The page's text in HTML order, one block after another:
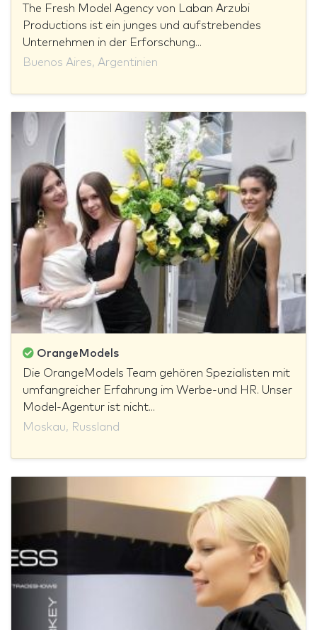
The Fresh Model Agency von Laban Arzubi
Productions ist ein junges und aufstrebendes
Unternehmen in der Erforschung...
Buenos Aires, Argentinien
OrangeModels
Die OrangeModels Team gehören Spezialisten mit
umfangreicher Erfahrung im Werbe-und HR. Unser
Model-Agentur ist nicht...
Moskau, Russland